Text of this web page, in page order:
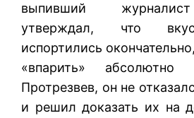
выпивший
утверждал, что
испортились
«впарить»
Протрезвев, он не
и решил доказать их на